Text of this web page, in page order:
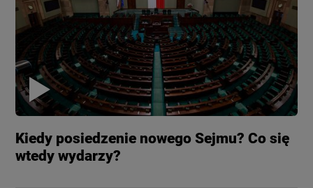
Kiedy posiedzenie nowego Sejmu? Co się
wtedy wydarzy?